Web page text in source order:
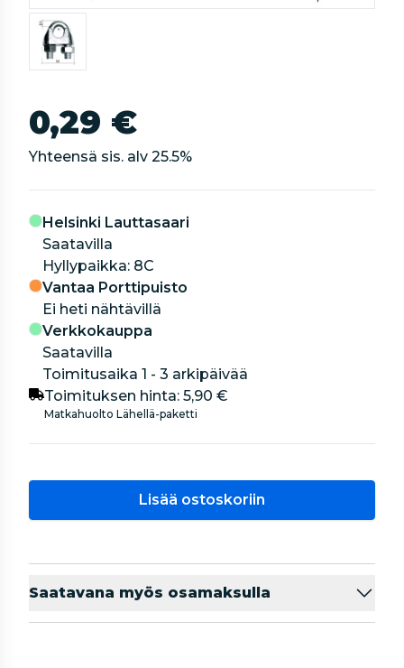
0,29 €
Yhteensä sis. alv 25.5%
Helsinki Lauttasaari
Saatavilla
hyllypaikka: 8C
Vantaa Porttipuisto
Ei heti nähtävillä
Verkkokauppa
Saatavilla
Toimitusaika 1 - 3 arkipäivää
Toimituksen hinta: 5,90 €
Matkahuolto Lähellä-paketti
Lisää ostoskoriin
Saatavana myös osamaksulla